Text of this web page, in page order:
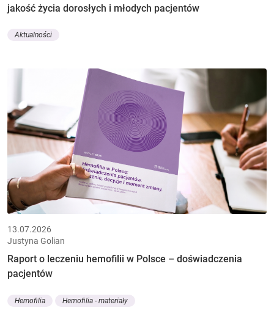
jakość życia dorosłych i młodych pacjentów
Aktualności
13.07.2026
Justyna Golian
Raport o leczeniu hemofilii w Polsce – doświadczenia
pacjentów
Hemofilia Hemofilia - materiały